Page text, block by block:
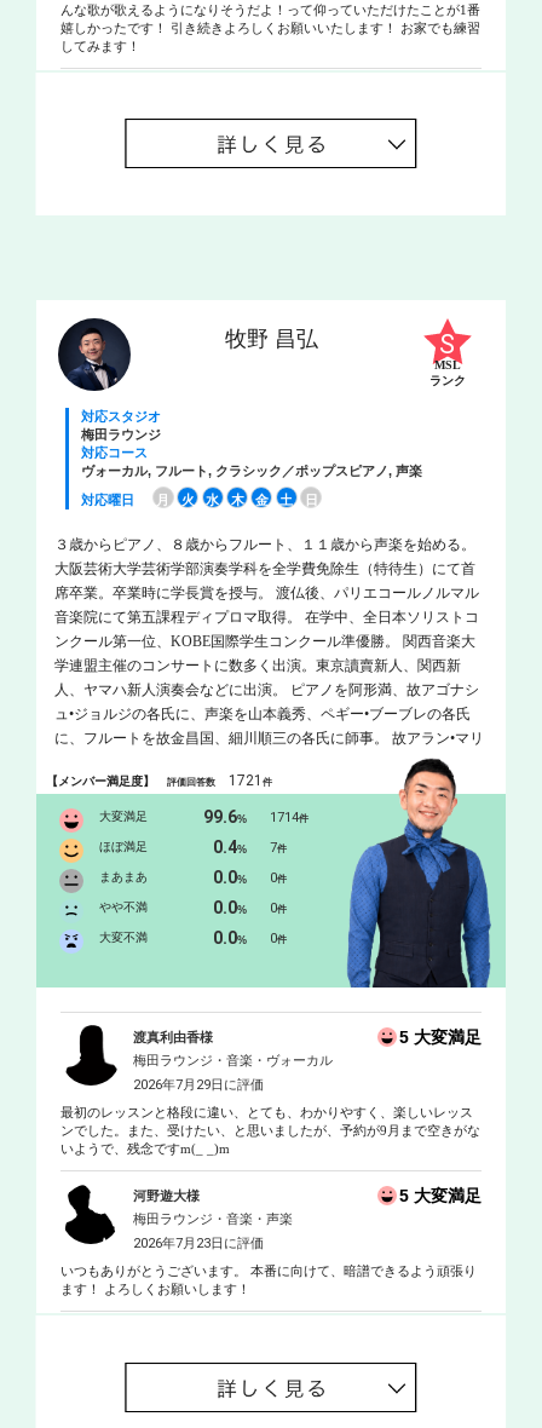
んな歌が歌えるようになりそうだよ！って仰っていただけたことが1番
嬉しかったです！ 引き続きよろしくお願いいたします！ お家でも練習
してみます！
牧野 昌弘
MSL
ランク
対応スタジオ
梅田ラウンジ
対応コース
ヴォーカル, フルート, クラシック／ポップスピアノ, 声楽
対応曜日
月 火 水 木 金 土 日
３歳からピアノ、８歳からフルート、１１歳から声楽を始める。
大阪芸術大学芸術学部演奏学科を全学費免除生（特待生）にて首
席卒業。卒業時に学長賞を授与。 渡仏後、パリエコールノルマル
音楽院にて第五課程ディプロマ取得。 在学中、全日本ソリストコ
ンクール第一位、KOBE国際学生コンクール準優勝。 関西音楽大
学連盟主催のコンサートに数多く出演。東京讀賣新人、関西新
人、ヤマハ新人演奏会などに出演。 ピアノを阿形満、故アゴナシ
ュ•ジョルジの各氏に、声楽を山本義秀、ペギー•ブーブレの各氏
に、フルートを故金昌国、細川順三の各氏に師事。 故アラン•マリ
オン、故パウル•マイゼン、ミヒャエル•マルティン•コフラー氏に
指導を受ける。 大阪府認定アーティスト。
【メンバー満足度】評価回答数 1721件
大変満足 99.6% 1714件
ほぼ満足 0.4% 7件
まあまあ 0.0% 0件
やや不満 0.0% 0件
大変不満 0.0% 0件
渡真利由香様 5 大変満足
梅田ラウンジ・音楽・ヴォーカル
2026年7月29日に評価
最初のレッスンと格段に違い、とても、わかりやすく、楽しいレッス
ンでした。また、受けたい、と思いましたが、予約が9月まで空きがな
いようで、残念ですm(_ _)m
河野遊大様 5 大変満足
梅田ラウンジ・音楽・声楽
2026年7月23日に評価
いつもありがとうございます。 本番に向けて、暗譜できるよう頑張り
ます！ よろしくお願いします！